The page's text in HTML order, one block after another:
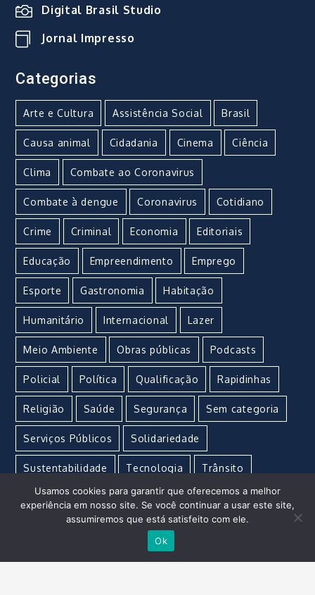
Digital Brasil Studio
Jornal Impresso
Categorias
Arte e Cultura Assistência Social Brasil
Causa animal Cidadania Cinema Ciência
Clima Combate ao Coronavirus
Combate à dengue Coronavirus Cotidiano
Crime Criminal Economia Editoriais
Educação Empreendimento Emprego
Esporte Gastronomia Habitação
Humanitário Internacional Lazer
Meio Ambiente Obras públicas Podcasts
Policial Política Qualificação Rapidinhas
Religião Saúde Segurança Sem categoria
Serviços Públicos Solidariedade
Sustentabilidade Tecnologia Trânsito
Turismo Urgente Vacina Violência
Usamos cookies para garantir que oferecemos a melhor
experiência em nosso site. Se você continuar a usar este site,
assumiremos que está satisfeito com ele.
Ok